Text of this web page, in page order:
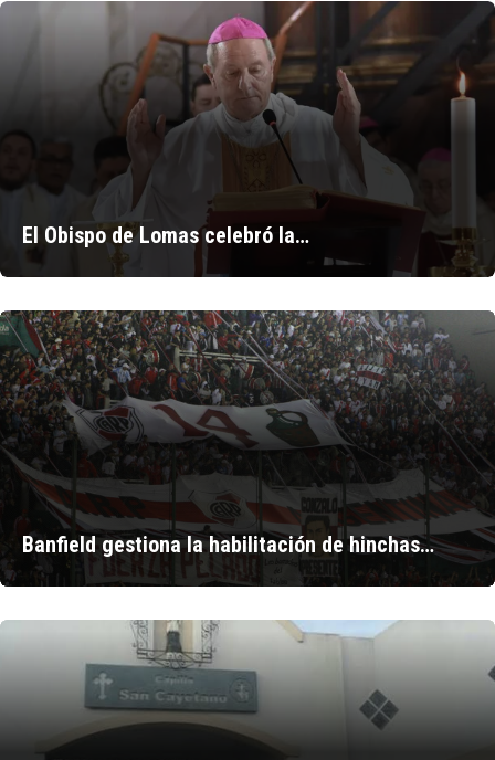
El Obispo de Lomas celebró la…
Banfield gestiona la habilitación de hinchas…